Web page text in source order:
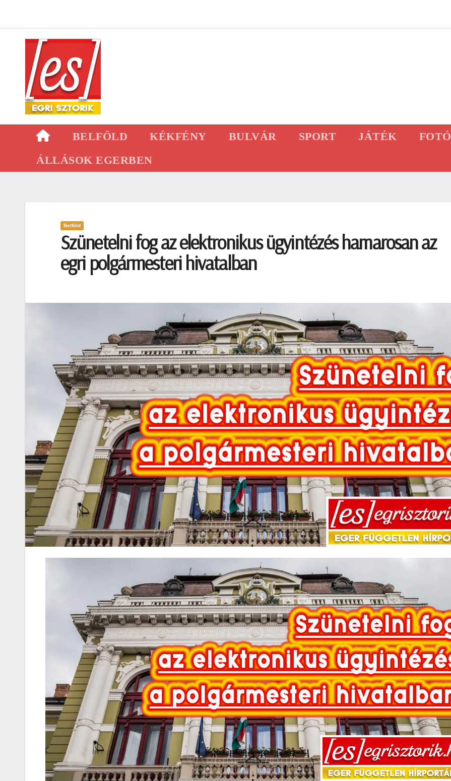
content
BELFÖLD KÉKFÉNY BULVÁR SPORT JÁTÉK FOTÓ
ÁLLÁSOK EGERBEN
Belföld
Szünetelni fog az elektronikus ügyintézés hamarosan az
egri polgármesteri hivatalban